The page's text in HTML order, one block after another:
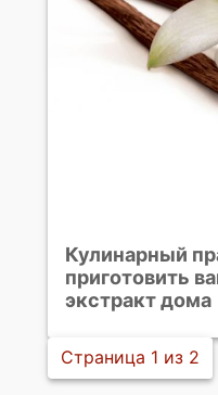
Кулинарный
приготовить
экстракт дома
Страница 1 из 2